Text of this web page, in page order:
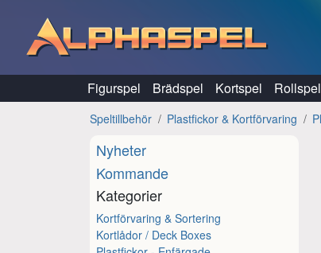
Figurspel Brädspel Kortspel Rollspel
Speltillbehör Plastfickor & Kortförvaring
Nyheter
Kommande
Kategorier
Kortförvaring & Sortering
Kortlådor / Deck Boxes